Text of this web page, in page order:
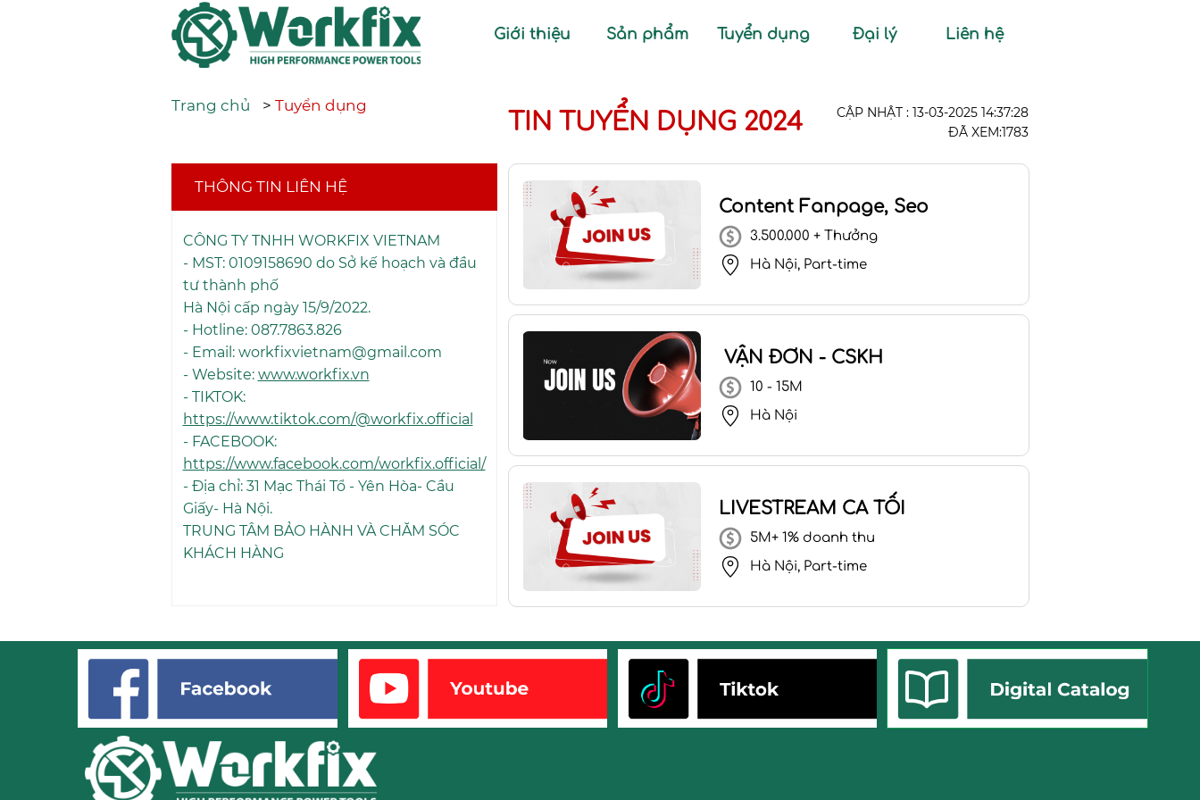
Sản phẩm
Giới thiệu Liên hệ
Tuyển dụng Đại lý
VẬN ĐƠN - CSKH
10 - 15M
Hà Nội
Content Fanpage, Seo
3.500.000 + Thưởng
Hà Nội, Part-time
LIVESTREAM CA TỐI
5M+ 1% doanh thu
Hà Nội, Part-time
THÔNG TIN LIÊN HỆ
CÔNG TY TNHH WORKFIX VIETNAM
- MST: 0109158690 do Sở kế hoạch và đầu
tư thành phố
Hà Nội cấp ngày 15/9/2022.
- Hotline: 087.7863.826
- Email: workfixvietnam@gmail.com
- Website: www.workfix.vn
- TIKTOK:
https://www.tiktok.com/@workfix.official
- FACEBOOK:
https://www.facebook.com/workfix.official/
- Địa chỉ: 31 Mạc Thái Tổ - Yên Hòa- Cầu
Giấy- Hà Nội.
TRUNG TÂM BẢO HÀNH VÀ CHĂM SÓC
KHÁCH HÀNG
Trang chủ > Tuyển dụng
TIN TUYỂN DỤNG 2024
CẬP NHẬT : 13-03-2025 14:37:28
ĐÃ XEM:1783